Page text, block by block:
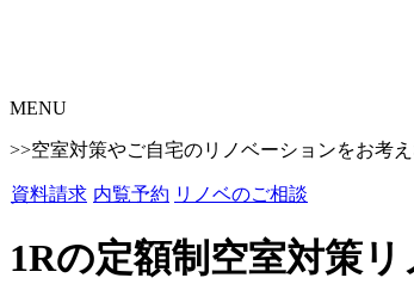
MENU
>>空室対策やご自宅のリノベーションをお考
資料請求 内覧予約 リノベのご相談
1Rの定額制空室対策